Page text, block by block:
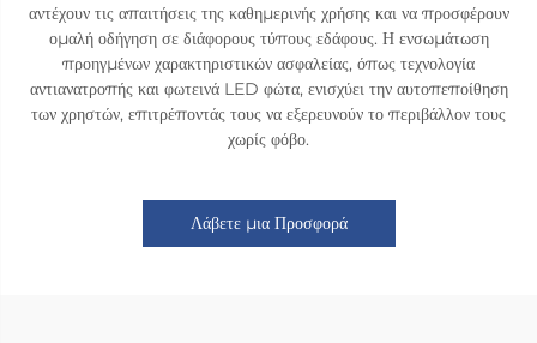
αντέχουν τις απαιτήσεις της καθημερινής χρήσης και να προσφέρουν
ομαλή οδήγηση σε διάφορους τύπους εδάφους. Η ενσωμάτωση
προηγμένων χαρακτηριστικών ασφαλείας, όπως τεχνολογία
αντιανατροπής και φωτεινά LED φώτα, ενισχύει την αυτοπεποίθηση
των χρηστών, επιτρέποντάς τους να εξερευνούν το περιβάλλον τους
χωρίς φόβο.
Λάβετε μια Προσφορά